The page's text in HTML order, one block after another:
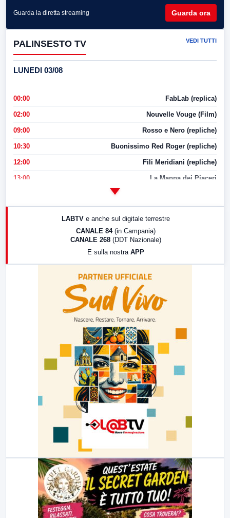
Guarda la diretta streaming Guarda ora
PALINSESTO TV VEDI TUTTI
LUNEDI 03/08
00:00 FabLab (replica)
02:00 Nouvelle Vouge (Film)
09:00 Rosso e Nero (repliche)
10:30 Buonissimo Red Roger (repliche)
12:00 Fili Meridiani (repliche)
13:00 La Mappa dei Piaceri
LABTV e anche sul digitale terrestre
CANALE 84 (in Campania)
CANALE 268 (DDT Nazionale)
E sulla nostra APP